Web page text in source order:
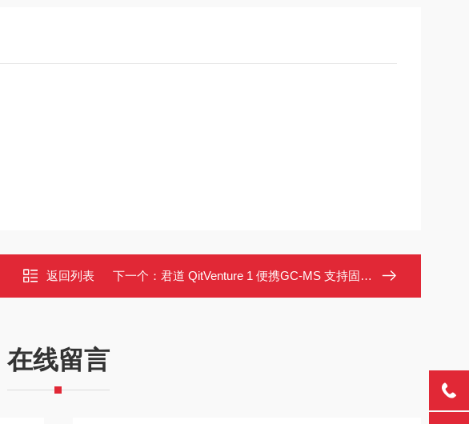
返回列表 下一个： 君道 QitVenture 1 便携GC-MS 支持固体液体气体分析 一键出报告
在线留言